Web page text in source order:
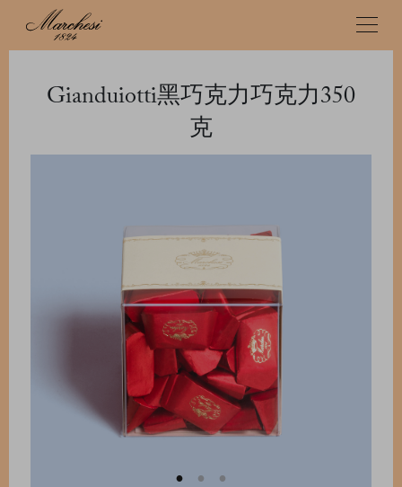
Gianduiotti黑巧克力巧克力350
克